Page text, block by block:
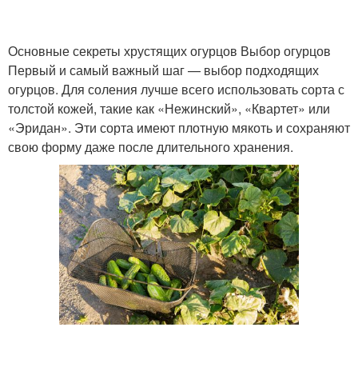
Основные секреты хрустящих огурцов Выбор огурцов
Первый и самый важный шаг — выбор подходящих
огурцов. Для соления лучше всего использовать сорта с
толстой кожей, такие как «Нежинский», «Квартет» или
«Эридан». Эти сорта имеют плотную мякоть и сохраняют
свою форму даже после длительного хранения.